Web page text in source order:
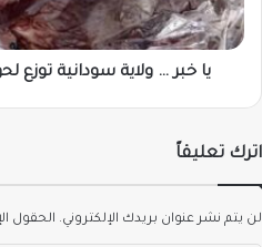
فاسدة
على
المواطنينيا خبر … ولاية سودانية توزع
اترك تعليقاً
لن يتم نشر عنوان بريدك الإلكتروني. الحقول